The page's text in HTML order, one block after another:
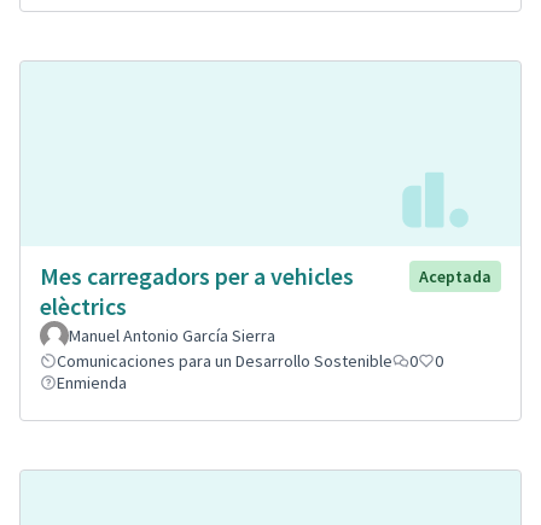
Mes carregadors per a vehicles
elèctrics
Aceptada
Manuel Antonio García Sierra
Comunicaciones para un Desarrollo Sostenible
0
0
Enmienda